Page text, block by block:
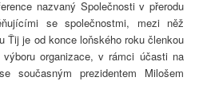
nazvaný Společnosti v přerodu
se společnostmi, mezi něž
Ťij je od konce loňského roku členkou
výboru organizace, v rámci účasti na
současným prezidentem Milošem